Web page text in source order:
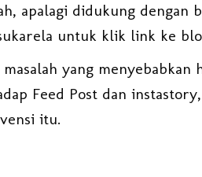
apalagi didukung
untuk klik link ke
yang
Feed Post dan
itu.